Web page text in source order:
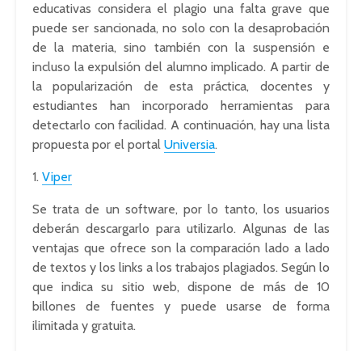
educativas considera el plagio una falta grave que
puede ser sancionada, no solo con la desaprobación
de la materia, sino también con la suspensión e
incluso la expulsión del alumno implicado. A partir de
la popularización de esta práctica, docentes y
estudiantes han incorporado herramientas para
detectarlo con facilidad. A continuación, hay una lista
propuesta por el portal Universia.
1. Viper
Se trata de un software, por lo tanto, los usuarios
deberán descargarlo para utilizarlo. Algunas de las
ventajas que ofrece son la comparación lado a lado
de textos y los links a los trabajos plagiados. Según lo
que indica su sitio web, dispone de más de 10
billones de fuentes y puede usarse de forma
ilimitada y gratuita.